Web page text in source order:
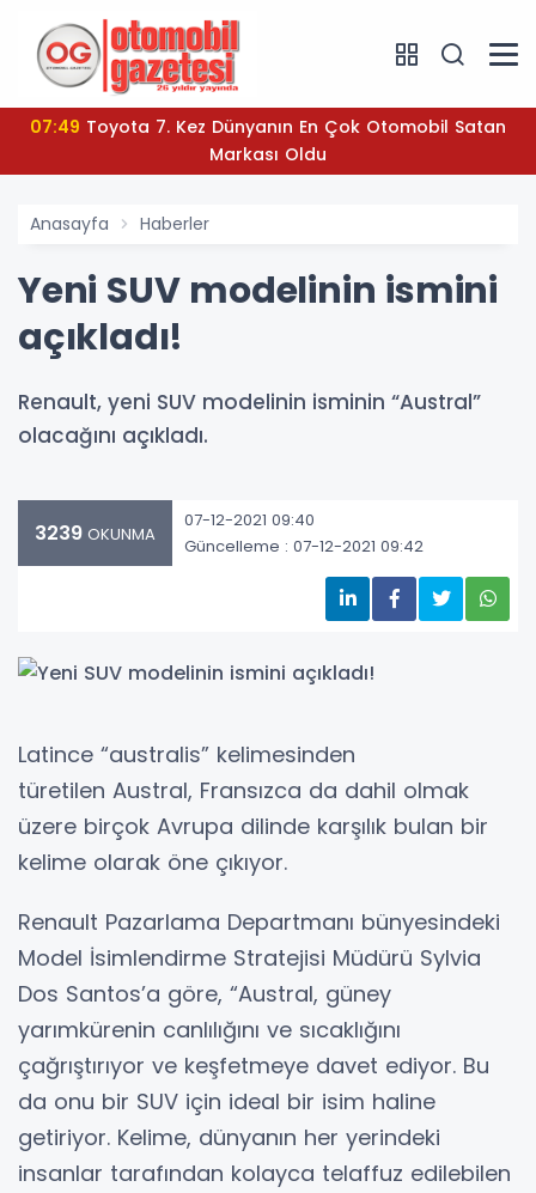
07:49
Markası Oldu
Anasayfa Haberler
Yeni SUV modelinin ismini
açıkladı!
Renault, yeni SUV modelinin isminin “Austral”
olacağını açıkladı.
3239 OKUNMA
07-12-2021 09:40
Güncelleme : 07-12-2021 09:42
Latince “australis” kelimesinden
türetilen Austral, Fransızca da dahil olmak
üzere birçok Avrupa dilinde karşılık bulan bir
kelime olarak öne çıkıyor.
Renault Pazarlama Departmanı bünyesindeki
Model İsimlendirme Stratejisi Müdürü Sylvia
Dos Santos’a göre, “Austral, güney
yarımkürenin canlılığını ve sıcaklığını
çağrıştırıyor ve keşfetmeye davet ediyor. Bu
da onu bir SUV için ideal bir isim haline
getiriyor. Kelime, dünyanın her yerindeki
insanlar tarafından kolayca telaffuz edilebilen